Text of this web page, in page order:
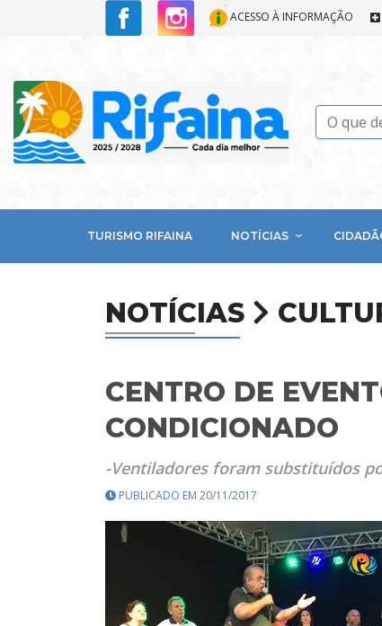
ACESSO À INFORMAÇÃO
TURISMO RIFAINA NOTÍCIAS
NOTÍCIAS
CENTRO DE
CONDICIONADO
-Ventiladores foram substituídos
PUBLICADO EM 20/11/2017